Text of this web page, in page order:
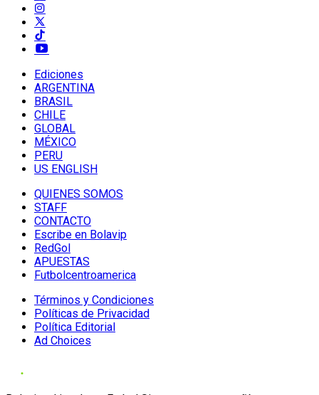
Ediciones
ARGENTINA
BRASIL
CHILE
GLOBAL
MÉXICO
PERU
US ENGLISH
QUIENES SOMOS
STAFF
CONTACTO
Escribe en Bolavip
RedGol
APUESTAS
Futbolcentroamerica
Términos y Condiciones
Políticas de Privacidad
Política Editorial
Ad Choices